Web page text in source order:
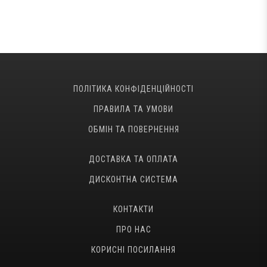
ПОЛІТИКА КОНФІДЕНЦІЙНОСТІ
ПРАВИЛА ТА УМОВИ
ОБМІН ТА ПОВЕРНЕННЯ
ДОСТАВКА ТА ОПЛАТА
ДИСКОНТНА СИСТЕМА
КОНТАКТИ
ПРО НАС
КОРИСНІ ПОСИЛАННЯ